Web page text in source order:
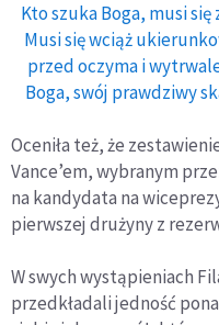
Kto szuka Boga, musi
Musi się wciąż
przed oczyma i
Boga, swój prawdziwy
Oceniła też, że
Vance’em, wybranym
na kandydata na
pierwszej drużyny z
W swych wystąpieniach
przedkładali jedność